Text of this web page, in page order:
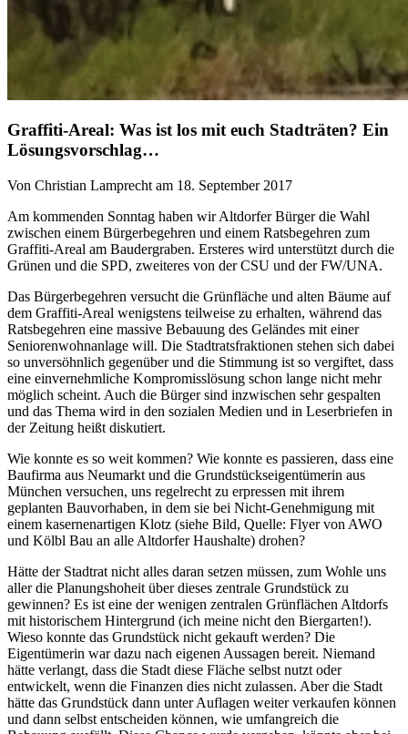
Graffiti-Areal: Was ist los mit euch Stadträten? Ein
Lösungsvorschlag…
Von Christian Lamprecht am 18. September 2017
Am kommenden Sonntag haben wir Altdorfer Bürger die Wahl
zwischen einem Bürgerbegehren und einem Ratsbegehren zum
Graffiti-Areal am Baudergraben. Ersteres wird unterstützt durch die
Grünen und die SPD, zweiteres von der CSU und der FW/UNA.
Das Bürgerbegehren versucht die Grünfläche und alten Bäume auf
dem Graffiti-Areal wenigstens teilweise zu erhalten, während das
Ratsbegehren eine massive Bebauung des Geländes mit einer
Seniorenwohnanlage will. Die Stadtratsfraktionen stehen sich dabei
so unversöhnlich gegenüber und die Stimmung ist so vergiftet, dass
eine einvernehmliche Kompromisslösung schon lange nicht mehr
möglich scheint. Auch die Bürger sind inzwischen sehr gespalten
und das Thema wird in den sozialen Medien und in Leserbriefen in
der Zeitung heißt diskutiert.
Wie konnte es so weit kommen? Wie konnte es passieren, dass eine
Baufirma aus Neumarkt und die Grundstückseigentümerin aus
München versuchen, uns regelrecht zu erpressen mit ihrem
geplanten Bauvorhaben, in dem sie bei Nicht-Genehmigung mit
einem kasernenartigen Klotz (siehe Bild, Quelle: Flyer von AWO
und Kölbl Bau an alle Altdorfer Haushalte) drohen?
Hätte der Stadtrat nicht alles daran setzen müssen, zum Wohle uns
aller die Planungshoheit über dieses zentrale Grundstück zu
gewinnen? Es ist eine der wenigen zentralen Grünflächen Altdorfs
mit historischem Hintergrund (ich meine nicht den Biergarten!).
Wieso konnte das Grundstück nicht gekauft werden? Die
Eigentümerin war dazu nach eigenen Aussagen bereit. Niemand
hätte verlangt, dass die Stadt diese Fläche selbst nutzt oder
entwickelt, wenn die Finanzen dies nicht zulassen. Aber die Stadt
hätte das Grundstück dann unter Auflagen weiter verkaufen können
und dann selbst entscheiden können, wie umfangreich die